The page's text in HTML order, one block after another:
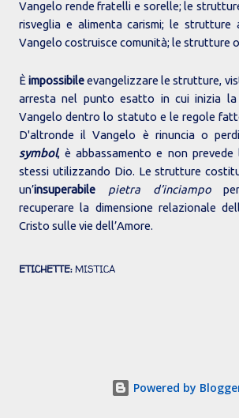
Vangelo rende fratelli e sorelle; le
risveglia e alimenta carismi; le strutture
Vangelo costruisce comunità; le strutture
Èimpossibileevangelizzare le strutture,
arresta nel punto esatto in cui inizia
Vangelo dentro lo statuto e le regole
D'altronde il Vangelo è rinuncia o
symbol, è abbassamento e non prevede
stessi utilizzando Dio. Le strutture
un’insuperabile pietra d’inciampoper
recuperare la dimensione relazionale
Cristo sulle vie dell’Amore.
ETICHETTE: MISTICA
Powered by